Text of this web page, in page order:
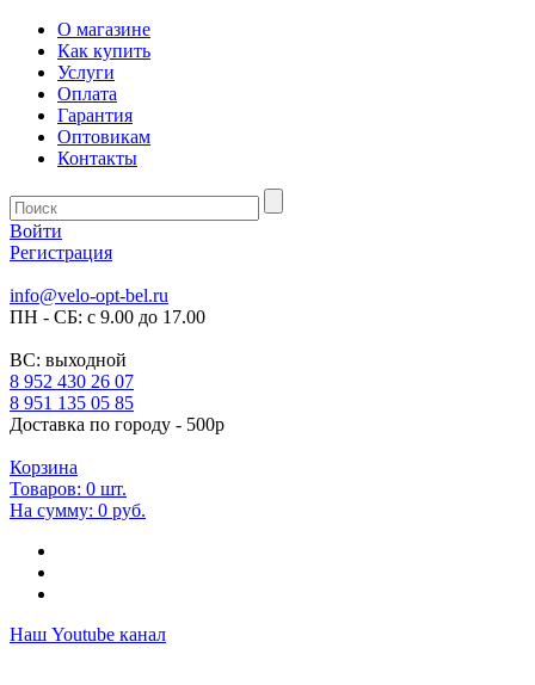
О магазине
Как купить
Услуги
Оплата
Гарантия
Оптовикам
Контакты
Войти
Регистрация
info@velo-opt-bel.ru
ПН - СБ: с 9.00 до 17.00
ВС: выходной
8 952 430 26 07
8 951 135 05 85
Доставка по городу - 500р
Корзина
Товаров: 0 шт.
На сумму: 0 руб.
Наш Youtube канал